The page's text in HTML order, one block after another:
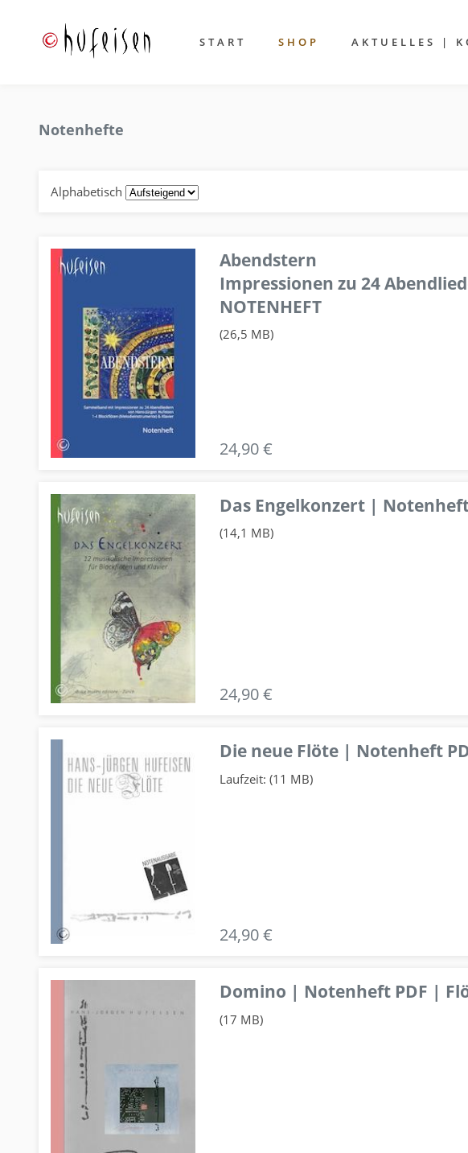
START SHOP AKTUELLES |
Notenhefte
Alphabetisch
Abendstern
Impressionen zu 24
NOTENHEFT
(26,5 MB)
24,90 €
Das Engelkonzert |
(14,1 MB)
24,90 €
Die neue Flöte | Notenheft
Laufzeit: (11 MB)
24,90 €
Domino | Notenheft PDF |
(17 MB)